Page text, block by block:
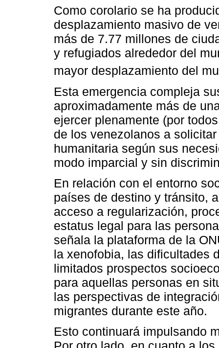
Como corolario se ha
desplazamiento masivo de
más de 7.77 millones de
y refugiados alrededor del
mayor desplazamiento del
Esta emergencia compleja
aproximadamente más de
ejercer plenamente (por
de los venezolanos a
humanitaria según sus
modo imparcial y sin
En relación con el entorno
países de destino y tránsito,
acceso a regularización,
estatus legal para las
señala la plataforma de la
la xenofobia, las dificultades
limitados prospectos
para aquellas personas en
las perspectivas de
migrantes durante este año.
Esto continuará impulsando